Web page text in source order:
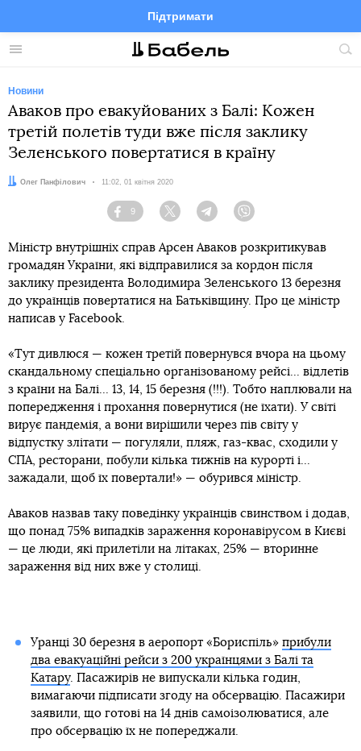
Меню
Підтримати
FacebookTelegramTwitter
Новини
Аваков про евакуйованих з Балі: Кожен
третій полетів туди вже після заклику
Зеленського повертатися в країну
Автор:
Олег Панфілович Дата:
11:02, 01 квітня 2020
Facebook
9
Twitter TelegramViber
Міністр внутрішніх справ Арсен Аваков розкритикував
громадян України, які відправилися за кордон після
заклику президента Володимира Зеленського 13 березня
до українців повертатися на Батьківщину. Про це міністр
написав у Facebook.
«Тут дивлюся — кожен третій повернувся вчора на цьому
скандальному спеціально організованому рейсі... відлетів
з країни на Балі... 13, 14, 15 березня (!!!). Тобто наплювали на
попередження і прохання повернутися (не їхати). У світі
вирує пандемія, а вони вирішили через пів світу у
відпустку злітати — погуляли, пляж, газ-квас, сходили у
СПА, ресторани, побули кілька тижнів на курорті і...
зажадали, щоб їх повертали!» — обурився міністр.
Аваков назвав таку поведінку українців свинством і додав,
що понад 75% випадків зараження коронавірусом в Києві
— це люди, які прилетіли на літаках, 25% — вторинне
зараження від них вже у столиці.
Уранці 30 березня в аеропорт «Бориспіль» прибули
два евакуаційні рейси з 200 українцями з Балі та
Катару. Пасажирів не випускали кілька годин,
вимагаючи підписати згоду на обсервацію. Пасажири
заявили, що готові на 14 днів самоізолюватися, але
про обсервацію їх не попереджали.